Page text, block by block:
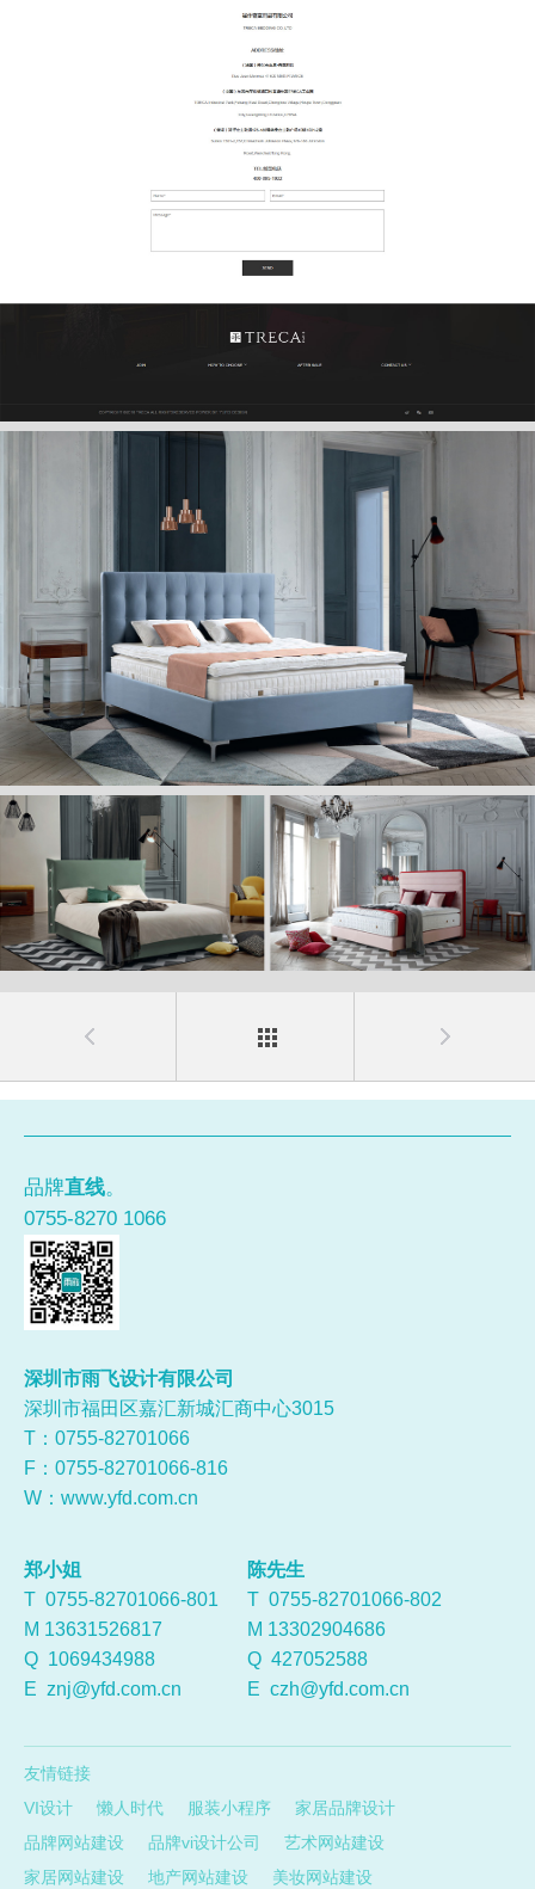
品牌直线。
0755-8270 1066
深圳市雨飞设计有限公司
深圳市福田区嘉汇新城汇商中心3015
T：0755-82701066
F：0755-82701066-816
W： www.yfd.com.cn
郑小姐
T 0755-82701066-801
M 13631526817
Q 1069434988
E znj@yfd.com.cn
陈先生
T 0755-82701066-802
M 13302904686
Q 427052588
E czh@yfd.com.cn
友情链接
VI设计
懒人时代 服装小程序
家居品牌设计
品牌网站建设
品牌vi设计公司
艺术网站建设
家居网站建设
地产网站建设 美妆网站建设